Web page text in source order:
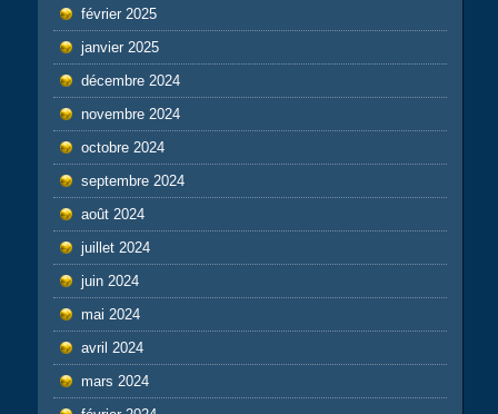
février 2025
janvier 2025
décembre 2024
novembre 2024
octobre 2024
septembre 2024
août 2024
juillet 2024
juin 2024
mai 2024
avril 2024
mars 2024